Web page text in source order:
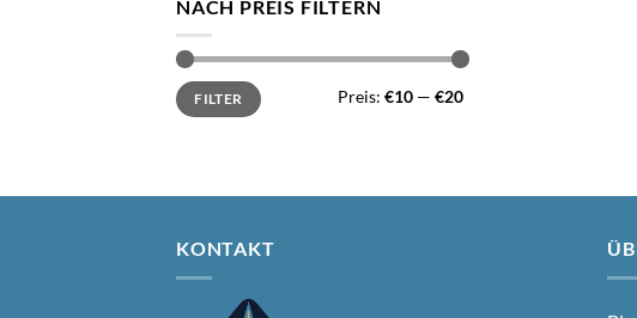
NACH PREIS FILTERN
Min.
Preis
Max.
PreisFILTER Preis: €10 — €20
KONTAKT